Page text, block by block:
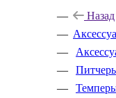
Назад